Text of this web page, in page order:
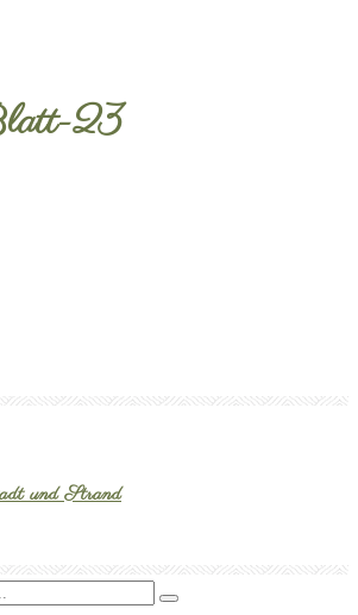
23
und Strand